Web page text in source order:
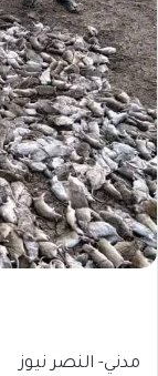
مدني- النصر نيوز